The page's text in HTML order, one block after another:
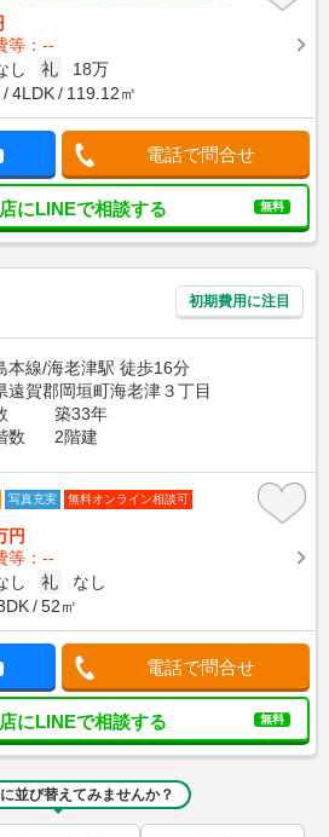
等：--
し 礼
18万
4LDK 119.12㎡
電話で問合せ
にLINEで相談する 無料
初期費用に注目
本線/海老津駅 徒歩16分
遠賀郡岡垣町海老津３丁目
築33年
数
2階建
写真充実 無料オンライン相談可
円
等：--
し 礼
なし
52㎡
電話で問合せ
にLINEで相談する 無料
並び替えてみませんか？